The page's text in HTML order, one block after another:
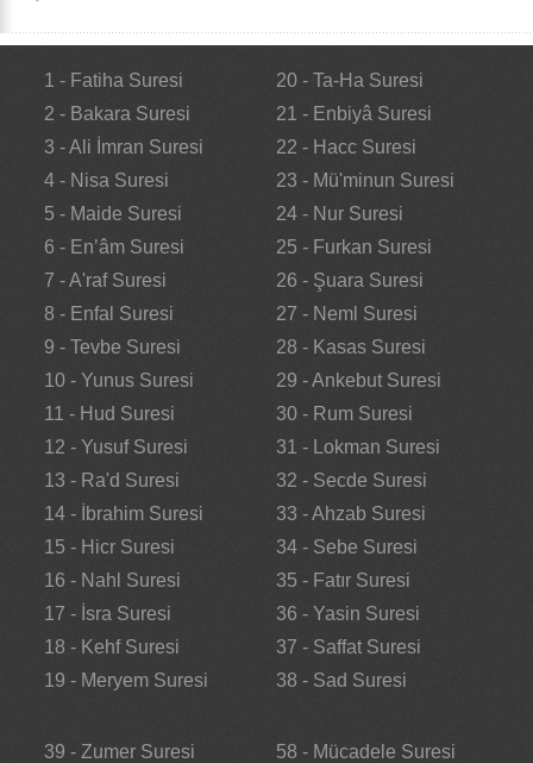
1 - Fatiha Suresi
2 - Bakara Suresi
3 - Ali İmran Suresi
4 - Nisa Suresi
5 - Maide Suresi
6 - En’âm Suresi
7 - A'raf Suresi
8 - Enfal Suresi
9 - Tevbe Suresi
10 - Yunus Suresi
11 - Hud Suresi
12 - Yusuf Suresi
13 - Ra'd Suresi
14 - İbrahim Suresi
15 - Hicr Suresi
16 - Nahl Suresi
17 - İsra Suresi
18 - Kehf Suresi
19 - Meryem Suresi
20 - Ta-Ha Suresi
21 - Enbiyâ Suresi
22 - Hacc Suresi
23 - Mü'minun Suresi
24 - Nur Suresi
25 - Furkan Suresi
26 - Şuara Suresi
27 - Neml Suresi
28 - Kasas Suresi
29 - Ankebut Suresi
30 - Rum Suresi
31 - Lokman Suresi
32 - Secde Suresi
33 - Ahzab Suresi
34 - Sebe Suresi
35 - Fatır Suresi
36 - Yasin Suresi
37 - Saffat Suresi
38 - Sad Suresi
39 - Zumer Suresi
58 - Mücadele Suresi